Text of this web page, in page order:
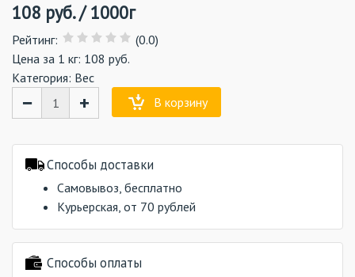
108 руб./1000г
Рейтинг:
(0.0)
Цена за 1 кг: 108 руб.
Категория: Вес
− + В корзину
Способы доставки
Самовывоз, бесплатно
Курьерская, от 70 рублей
Способы оплаты